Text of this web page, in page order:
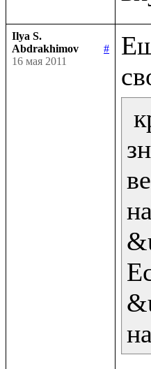
Ilya S.
Abdrakhimov
#
16 мая 2011